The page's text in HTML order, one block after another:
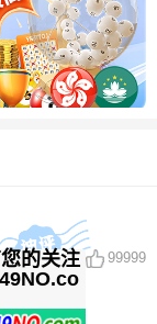
的关注
99999